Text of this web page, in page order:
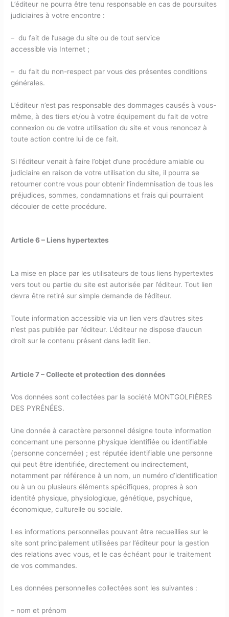
L’éditeur ne pourra être tenu responsable en cas de poursuites
judiciaires à votre encontre :
– du fait de l’usage du site ou de tout service
accessible via Internet ;
– du fait du non-respect par vous des présentes conditions
générales.
L’éditeur n’est pas responsable des dommages causés à vous-
même, à des tiers et/ou à votre équipement du fait de votre
connexion ou de votre utilisation du site et vous renoncez à
toute action contre lui de ce fait.
Si l’éditeur venait à faire l’objet d’une procédure amiable ou
judiciaire en raison de votre utilisation du site, il pourra se
retourner contre vous pour obtenir l’indemnisation de tous les
préjudices, sommes, condamnations et frais qui pourraient
découler de cette procédure.
Article 6 – Liens hypertextes
La mise en place par les utilisateurs de tous liens hypertextes
vers tout ou partie du site est autorisée par l’éditeur. Tout lien
devra être retiré sur simple demande de l’éditeur.
Toute information accessible via un lien vers d’autres sites
n’est pas publiée par l’éditeur. L’éditeur ne dispose d’aucun
droit sur le contenu présent dans ledit lien.
Article 7 – Collecte et protection des données
Vos données sont collectées par la société MONTGOLFIÈRES
DES PYRÉNÉES.
Une donnée à caractère personnel désigne toute information
concernant une personne physique identifiée ou identifiable
(personne concernée) ; est réputée identifiable une personne
qui peut être identifiée, directement ou indirectement,
notamment par référence à un nom, un numéro d’identification
ou à un ou plusieurs éléments spécifiques, propres à son
identité physique, physiologique, génétique, psychique,
économique, culturelle ou sociale.
Les informations personnelles pouvant être recueillies sur le
site sont principalement utilisées par l’éditeur pour la gestion
des relations avec vous, et le cas échéant pour le traitement
de vos commandes.
Les données personnelles collectées sont les suivantes :
– nom et prénom